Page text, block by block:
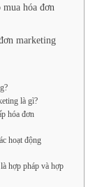
hóa đơn
marketing
là gì?
hóa đơn
hoạt động
hợp pháp và hợp